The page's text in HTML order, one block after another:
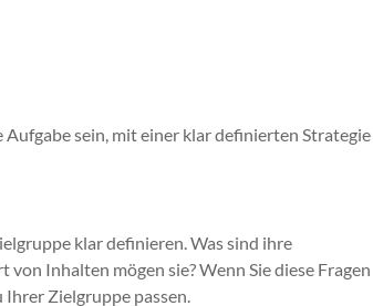
sein, mit einer klar definierten Strategie
klar definieren. Was sind ihre
Inhalten mögen sie? Wenn Sie diese Fragen
Zielgruppe passen.